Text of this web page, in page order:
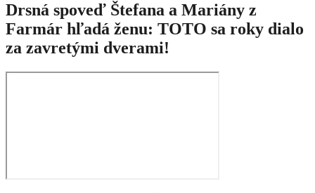
Drsná spoveď Štefana a Mariány z
Farmár hľadá ženu: TOTO sa roky dialo
za zavretými dverami!